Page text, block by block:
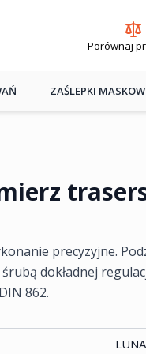
Porównaj
ZAŚLEPKI
precyzyjne.
dokładnej
862.